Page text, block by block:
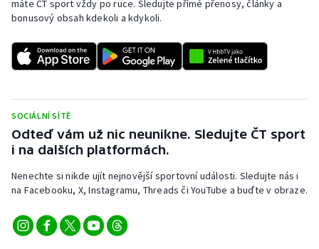
máte ČT sport vždy po ruce. Sledujte přímé přenosy, články a
bonusový obsah kdekoli a kdykoli.
SOCIÁLNÍ SÍTĚ
Odteď vám už nic neunikne. Sledujte ČT sport
i na dalších platformách.
Nenechte si nikde ujít nejnovější sportovní události. Sledujte nás i
na Facebooku, X, Instagramu, Threads či YouTube a buďte v obraze.